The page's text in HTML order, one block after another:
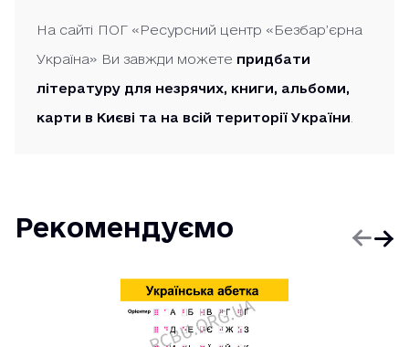
На сайті ПОГ «Ресурсний центр «Безбар’єрна
Україна» Ви завжди можете придбати
літературу для незрячих, книги, альбоми,
карти в Києві та на всій території України
Рекомендуємо